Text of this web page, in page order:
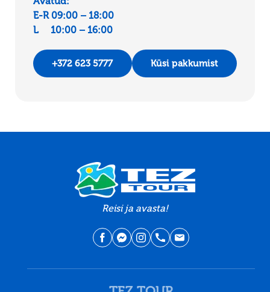
E-R 09:00 – 18:00
L 10:00 – 16:00
+372 623 5777 Küsi pakkumist
Reisi ja avasta!